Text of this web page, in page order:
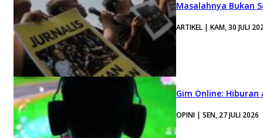
Masalahnya Bukan
ARTIKEL | KAM, 30 JULI
Gim Online:
OPINI | SEN, 27 JULI 2026